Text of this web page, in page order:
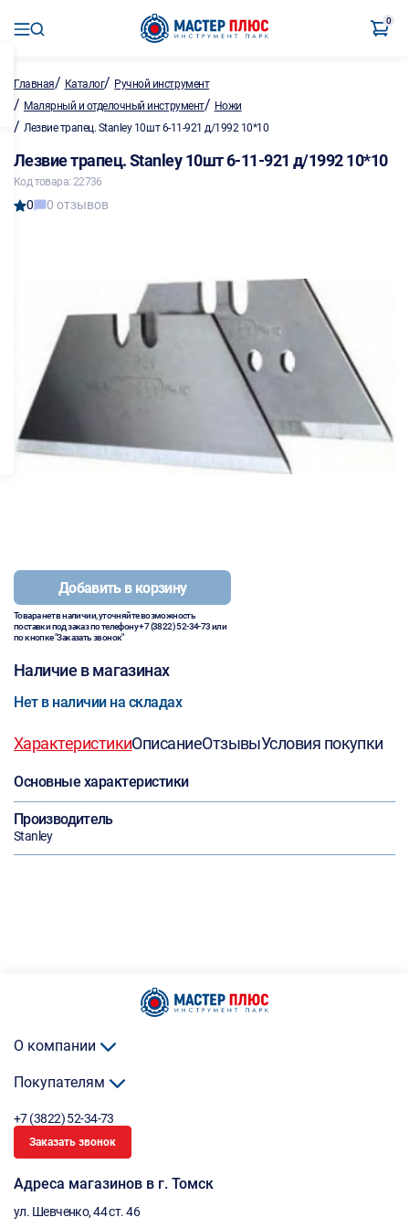
0
Главная/ Каталог/ Ручной инструмент
/ Малярный и отделочный инструмент/ Ножи
/ Лезвие трапец. Stanley 10шт 6-11-921 д/1992 10*10
Лезвие трапец. Stanley 10шт 6-11-921 д/1992 10*10
Код товара: 22736
0 0 отзывов
Добавить в корзину
Товара нет в наличии, уточняйте возможность
поставки под заказ по телефону+7 (3822) 52-34-73или
по кнопке "Заказать звонок"
Наличие в магазинах
Нет в наличии на складах
ХарактеристикиОписаниеОтзывыУсловия покупки
Основные характеристики
Производитель
Stanley
О компании
Покупателям
+7 (3822) 52-34-73
Заказать звонок
Адреса магазинов в г. Томск
ул. Шевченко, 44 ст. 46